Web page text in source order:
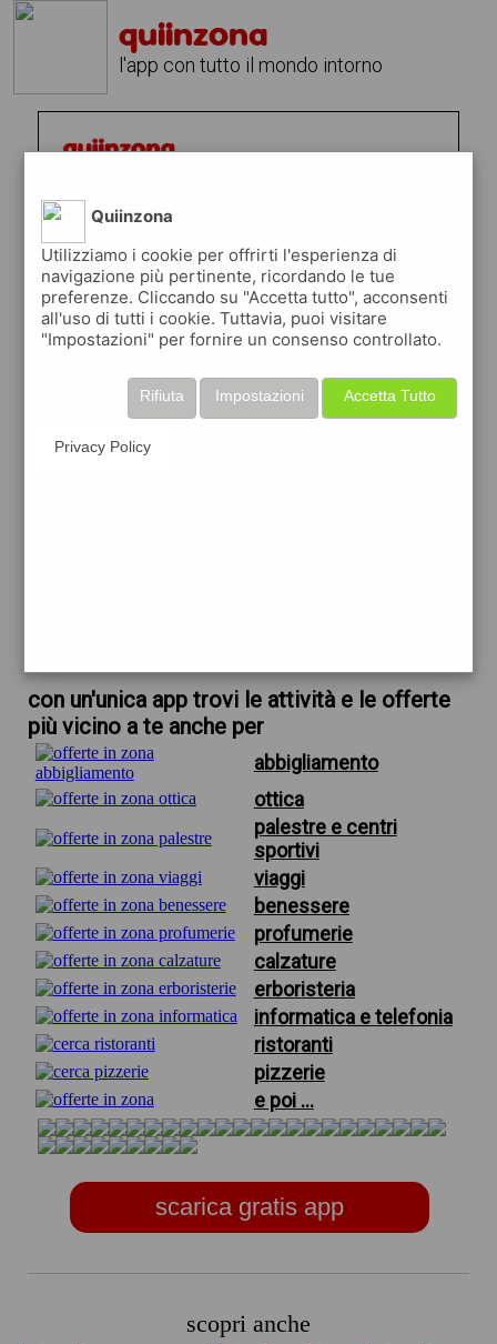
quiinzona
l'app con tutto il mondo intorno
con un'unica app trovi le attività e le offerte
più vicino a te anche per
abbigliamento
ottica
palestre e centri
sportivi
viaggi
benessere
profumerie
calzature
erboristeria
informatica e telefonia
ristoranti
pizzerie
e poi ...
scarica gratis app
scopri anche
Quiinzona
Utilizziamo i cookie per offrirti l'esperienza di
navigazione più pertinente, ricordando le tue
preferenze. Cliccando su "Accetta tutto", acconsenti
all'uso di tutti i cookie. Tuttavia, puoi visitare
"Impostazioni" per fornire un consenso controllato.
Accetta Tutto
Impostazioni
Rifiuta
Privacy Policy